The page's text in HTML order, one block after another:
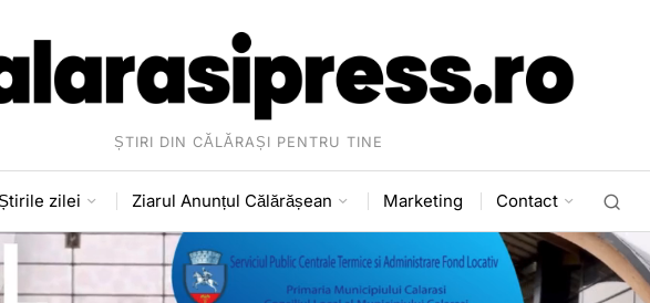
ȘTIRI DIN CĂLĂRAȘI PENTRU TINE
zilei Ziarul Anunțul Călărășean Marketing Contact